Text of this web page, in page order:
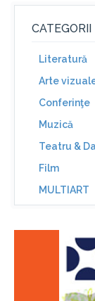
CATEGORII
Literatură
Arte
Conferinţe
Muzică
Teatru &
Film
MULTIART